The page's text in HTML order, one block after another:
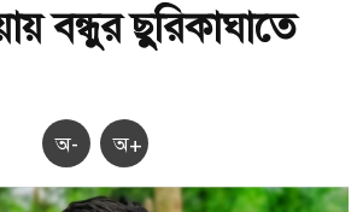
বন্ধুর ছুরিকাঘাতে
অ- অ+